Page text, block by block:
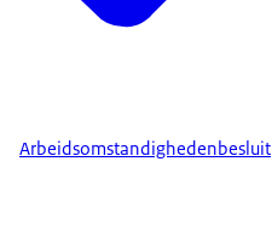
Arbeidsomstandighedenbesluit